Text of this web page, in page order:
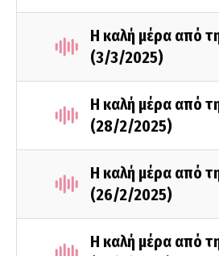
Η καλή μέρα από
(3/3/2025)
Η καλή μέρα από
(28/2/2025)
Η καλή μέρα από
(26/2/2025)
Η καλή μέρα από